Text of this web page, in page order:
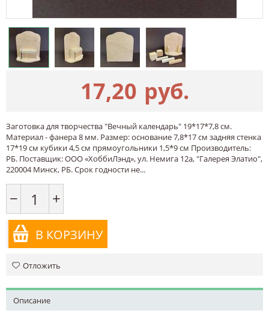
17,20 руб.
Заготовка для творчества "Вечный календарь" 19*17*7,8 см.
Материал - фанера 8 мм. Размер: основание 7,8*17 см задняя стенка
17*19 см кубики 4,5 см прямоугольники 1,5*9 см Производитель:
РБ. Поставщик: ООО «ХоббиЛэнд», ул. Немига 12а, "Галерея Элатио",
220004 Минск, РБ. Срок годности не...
− +
В КОРЗИНУ
Отложить
Описание